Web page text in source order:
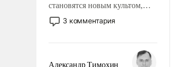
становятся новым культом,
постепенно вытесняя и
отменяя традиционное
мужественным и твердым под
ударами судьбы, брать на себя
3 комментария
Александр Тимохин